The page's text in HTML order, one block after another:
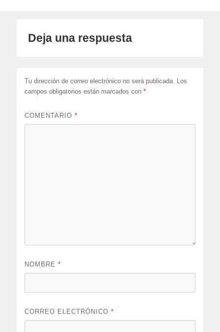
Deja una respuesta
Tu dirección de correo electrónico no será publicada. Los
campos obligatorios están marcados con*
COMENTARIO*
NOMBRE*
CORREO ELECTRÓNICO*